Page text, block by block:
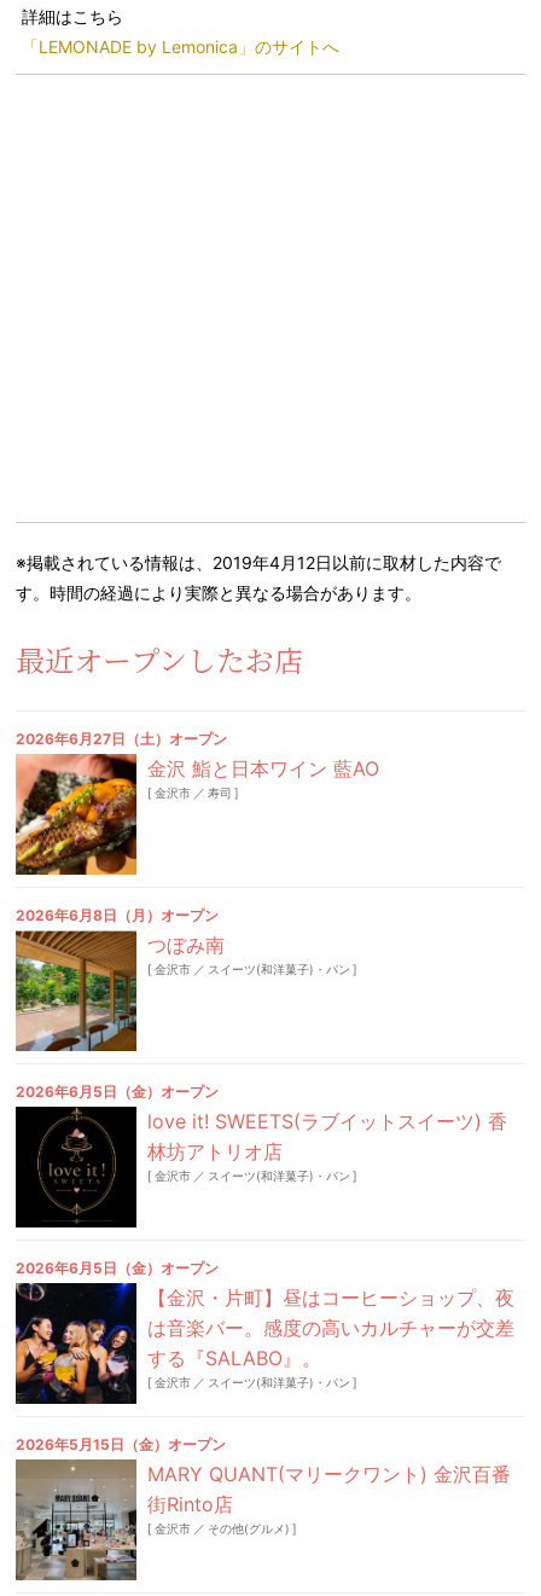
詳細はこちら
「LEMONADE by Lemonica」のサイトへ
※掲載されている情報は、2019年4月12日以前に取材した内容で
す。時間の経過により実際と異なる場合があります。
最近オープンしたお店
2026年6月27日（土）オープン
金沢 鮨と日本ワイン 藍AO
[金沢市 ／ 寿司 ]
2026年6月8日（月）オープン
つぼみ南
[金沢市 ／ スイーツ(和洋菓子)・パン ]
2026年6月5日（金）オープン
love it! SWEETS(ラブイットスイーツ) 香
林坊アトリオ店
[金沢市 ／ スイーツ(和洋菓子)・パン ]
2026年6月5日（金）オープン
【金沢・片町】昼はコーヒーショップ、夜
は音楽バー。感度の高いカルチャーが交差
する『SALABO』。
[金沢市 ／ スイーツ(和洋菓子)・パン ]
2026年5月15日（金）オープン
MARY QUANT(マリークワント) 金沢百番
街Rinto店
[金沢市 ／ その他(グルメ) ]